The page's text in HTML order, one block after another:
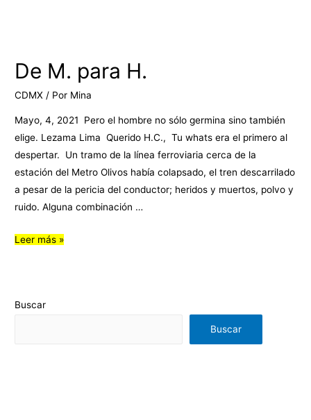
De M. para H.
CDMX / Por Mina
Mayo, 4, 2021 Pero el hombre no sólo germina sino también
elige. Lezama Lima Querido H.C., Tu whats era el primero al
despertar. Un tramo de la línea ferroviaria cerca de la
estación del Metro Olivos había colapsado, el tren descarrilado
a pesar de la pericia del conductor; heridos y muertos, polvo y
ruido. Alguna combinación …
Leer más »
Buscar
Buscar